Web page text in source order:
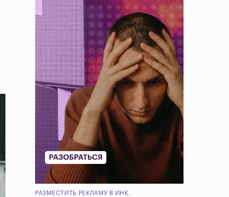
РАЗМЕСТИТЬ РЕКЛАМУ В ИНК.